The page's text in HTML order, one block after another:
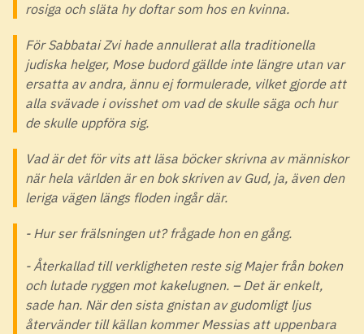
rosiga och släta hy doftar som hos en kvinna.
För Sabbatai Zvi hade annullerat alla traditionella
judiska helger, Mose budord gällde inte längre utan var
ersatta av andra, ännu ej formulerade, vilket gjorde att
alla svävade i ovisshet om vad de skulle säga och hur
de skulle uppföra sig.
Vad är det för vits att läsa böcker skrivna av människor
när hela världen är en bok skriven av Gud, ja, även den
leriga vägen längs floden ingår där.
- Hur ser frälsningen ut? frågade hon en gång.
- Återkallad till verkligheten reste sig Majer från boken
och lutade ryggen mot kakelugnen. – Det är enkelt,
sade han. När den sista gnistan av gudomligt ljus
återvänder till källan kommer Messias att uppenbara